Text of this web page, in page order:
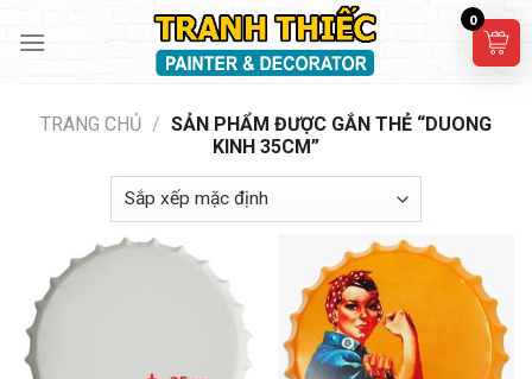
TRANG CHỦ / SẢN PHẨM ĐƯỢC GẮN THẺ “DUONG
KINH 35CM”
0